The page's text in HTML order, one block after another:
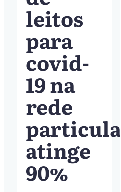
leitos
para
covid-
19 na
rede
particular
atinge
90%